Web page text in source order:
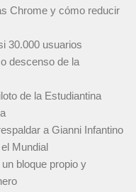
Chrome y cómo reducir
30.000 usuarios
descenso de la
de la Estudiantina
a Gianni Infantino
Mundial
bloque propio y